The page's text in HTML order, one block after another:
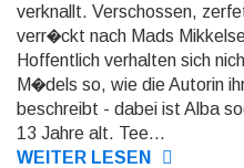
verknallt. Verschossen,
verr�ckt nach Mads
Hoffentlich verhalten sich
M�dels so, wie die Autorin
beschreibt - dabei ist Alba
13 Jahre alt. Tee...
WEITER LESEN